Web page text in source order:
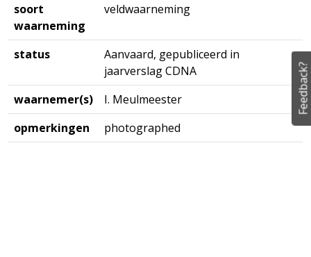
soort
waarneming
veldwaarneming
status
Aanvaard, gepubliceerd in
jaarverslag CDNA
waarnemer(s)
I. Meulmeester
opmerkingen
photographed
Feedback?